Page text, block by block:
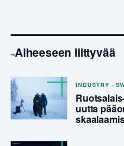
→Aiheeseen liittyvää
INDUSTRY ·
uutta